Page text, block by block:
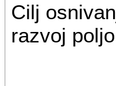
Cilj
razvoj